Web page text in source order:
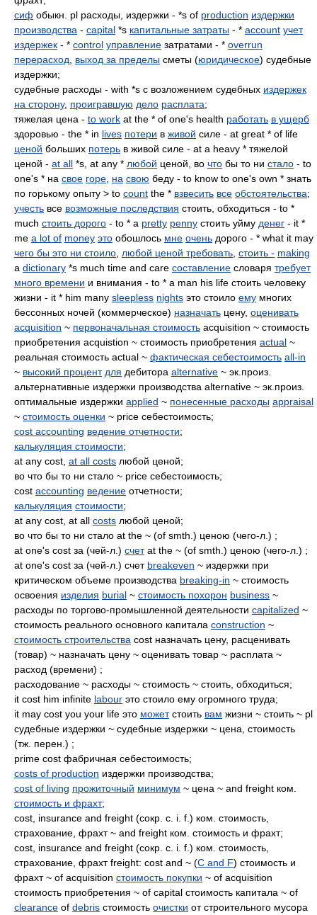
сиф обыкн. pl расходы, издержки - *s of production издержки
производства - capital *s капитальные затраты - * account учет
издержек - * control управление затратами - * overrun
перерасход
выход за пределы сметы (юридическое) судебные
издержки;
судебные расходы - with *s с возложением судебных издержек
на сторону, проигравшую дело расплата;
тяжелая цена - to work at the * of one's health работать в ущерб
здоровью - the * in lives потери в живой силе - at great * of life
ценой больших потерь в живой силе - at a heavy * тяжелой
ценой - at all *s, at any * любой ценой, во что бы то ни стало - to
one's * на свое горе на свою беду - to know to one's own * знать
по горькому опыту > to count the * взвесить все обстоятельства;
учесть все возможные последствия стоить, обходиться - to *
much стоить дорого - to * a pretty penny стоить уйму денег - it *
me a lot of money это обошлось мне очень дорого - * what it may
чего бы это ни стоило любой ценой требовать стоить - making
a dictionary *s much time and care составление словаря требует
много времени и внимания - to * a man his life стоить человеку
жизни - it * him many sleepless nights это стоило ему многих
бессонных ночей (коммерческое) назначать цену, оценивать
acquisition ~ первоначальная стоимость acquisition ~ стоимость
приобретения acquistion ~ стоимость приобретения actual ~
реальная стоимость actual ~ фактическая себестоимость all-in
~ высокий процент для дебитора alternative ~ эк.произ.
альтернативные издержки производства alternative ~ эк.произ.
оптимальные издержки applied ~ понесенные расходы appraisal
~ стоимость оценки ~ price себестоимость;
cost accounting ведение отчетности;
калькуляция стоимости;
at any cost, at all costs любой ценой;
во что бы то ни стало ~ price себестоимость;
cost accounting ведение отчетности;
калькуляция стоимости;
at any cost, at all costs любой ценой;
во что бы то ни стало at the ~ (of smth.) ценою (чего-л.) ;
at one's cost за (чей-л.) счетat the ~ (of smth.) ценою (чего-л.) ;
at one's cost за (чей-л.) счет breakeven ~ издержки при
критическом объеме производства breaking-in ~ стоимость
освоения изделия burial ~ стоимость похорон business ~
расходы по торгово-промышленной деятельности capitalized ~
стоимость реального основного капитала construction ~
стоимость строительства cost назначать цену, расценивать
(товар) ~ назначать цену ~ оценивать товар ~ расплата ~
расход (времени) ;
расходование ~ расходы ~ стоимость ~ стоить, обходиться;
it cost him infinite labour это стоило ему огромного труда;
it may cost you your life это можетстоить вам жизни ~ стоить ~ pl
судебные издержки ~ судебные издержки ~ цена, стоимость
(тж. перен.) ;
prime cost фабричная себестоимость;
costs of production издержки производства;
cost of living прожиточный минимум ~ цена ~ and freight ком.
стоимость и фрахт;
cost, insurance and freight (сокр. с. i. f.) ком. стоимость,
страхование, фрахт ~ and freight ком. стоимость и фрахт;
cost, insurance and freight (сокр. с. i. f.) ком. стоимость,
страхование, фрахт freight: cost and ~ (C and F) стоимость и
фрахт ~ of acquisition стоимость покупки ~ of acquisition
стоимость приобретения ~ of capital стоимость капитала ~ of
clearance of debris стоимость очистки от строительного мусора